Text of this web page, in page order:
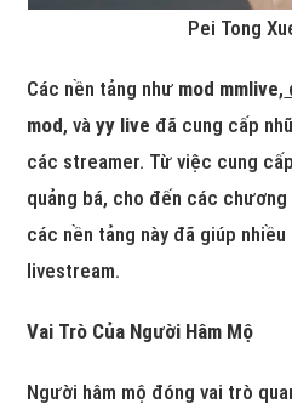
Pei Tong
Các nền tảng như mod mmlive,
mod, vàyy live đã cung cấp
các streamer. Từ việc cung
quảng bá, cho đến các
các nền tảng này đã giúp
livestream.
Vai Trò Của Người Hâm Mộ
Người hâm mộ đóng vai trò